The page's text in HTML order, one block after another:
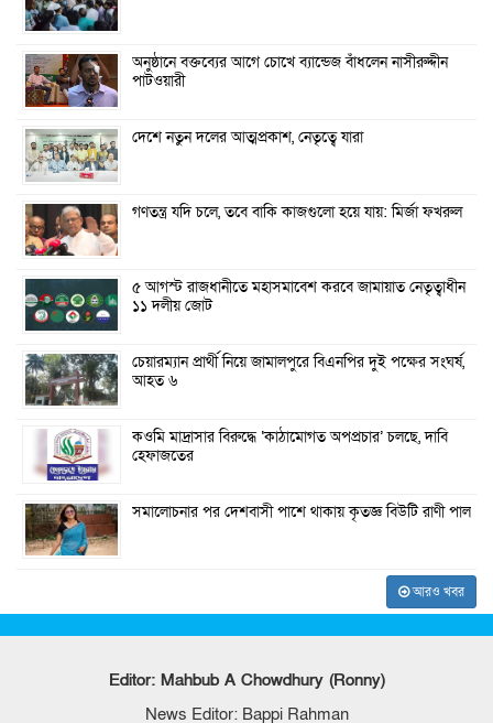
অনুষ্ঠানে বক্তব্যের আগে চোখে ব্যান্ডেজ বাঁধলেন নাসীরুদ্দীন
পাটওয়ারী
দেশে নতুন দলের আত্মপ্রকাশ, নেতৃত্বে যারা
গণতন্ত্র যদি চলে, তবে বাকি কাজগুলো হয়ে যায়: মির্জা ফখরুল
৫ আগস্ট রাজধানীতে মহাসমাবেশ করবে জামায়াত নেতৃত্বাধীন
১১ দলীয় জোট
চেয়ারম্যান প্রার্থী নিয়ে জামালপুরে বিএনপির দুই পক্ষের সংঘর্ষ,
আহত ৬
কওমি মাদ্রাসার বিরুদ্ধে ‘কাঠামোগত অপপ্রচার’ চলছে, দাবি
হেফাজতের
সমালোচনার পর দেশবাসী পাশে থাকায় কৃতজ্ঞ বিউটি রাণী পাল
আরও খবর
Editor: Mahbub A Chowdhury (Ronny)
News Editor: Bappi Rahman